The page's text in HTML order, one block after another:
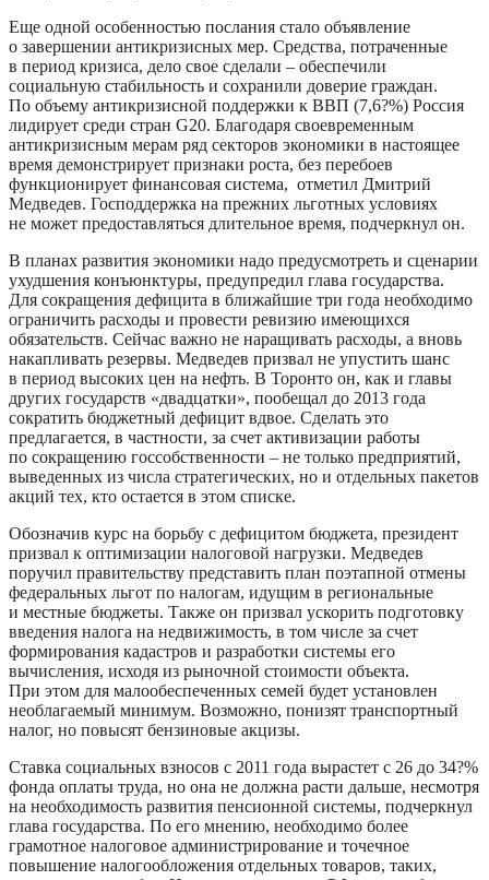
Еще одной особенностью послания стало объявление
о завершении антикризисных мер. Средства, потраченные
в период кризиса, дело свое сделали – обеспечили
социальную стабильность и сохранили доверие граждан.
По объему антикризисной поддержки к ВВП (7,6?%) Россия
лидирует среди стран G20. Благодаря своевременным
антикризисным мерам ряд секторов экономики в настоящее
время демонстрирует признаки роста, без перебоев
функционирует финансовая система, отметил Дмитрий
Медведев. Господдержка на прежних льготных условиях
не может предоставляться длительное время, подчеркнул он.
В планах развития экономики надо предусмотреть и сценарии
ухудшения конъюнктуры, предупредил глава государства.
Для сокращения дефицита в ближайшие три года необходимо
ограничить расходы и провести ревизию имеющихся
обязательств. Сейчас важно не наращивать расходы, а вновь
накапливать резервы. Медведев призвал не упустить шанс
в период высоких цен на нефть. В Торонто он, как и главы
других государств «двадцатки», пообещал до 2013 года
сократить бюджетный дефицит вдвое. Сделать это
предлагается, в частности, за счет активизации работы
по сокращению госсобственности – не только предприятий,
выведенных из числа стратегических, но и отдельных пакетов
акций тех, кто остается в этом списке.
Обозначив курс на борьбу с дефицитом бюджета, президент
призвал к оптимизации налоговой нагрузки. Медведев
поручил правительству представить план поэтапной отмены
федеральных льгот по налогам, идущим в региональные
и местные бюджеты. Также он призвал ускорить подготовку
введения налога на недвижимость, в том числе за счет
формирования кадастров и разработки системы его
вычисления, исходя из рыночной стоимости объекта.
При этом для малообеспеченных семей будет установлен
необлагаемый минимум. Возможно, понизят транспортный
налог, но повысят бензиновые акцизы.
Ставка социальных взносов с 2011 года вырастет с 26 до 34?%
фонда оплаты труда, но она не должна расти дальше, несмотря
на необходимость развития пенсионной системы, подчеркнул
глава государства. По его мнению, необходимо более
грамотное налоговое администрирование и точечное
повышение налогообложения отдельных товаров, таких,